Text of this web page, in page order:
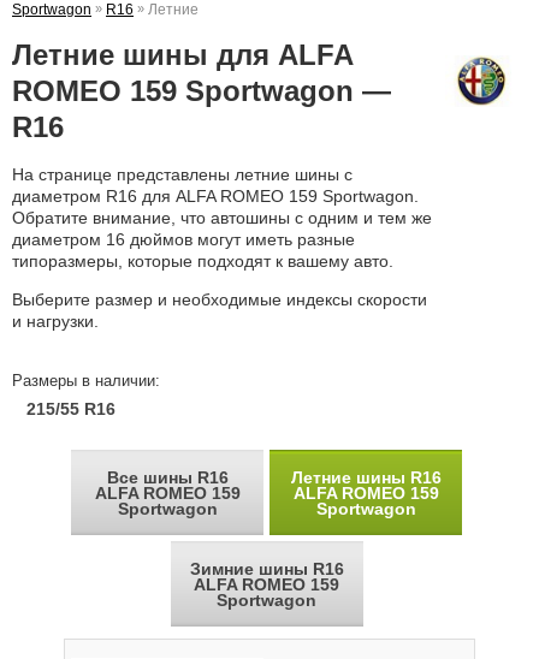
Sportwagon » R16 » Летние
Летние шины для ALFA
ROMEO 159 Sportwagon —
R16
На странице представлены летние шины с
диаметром R16 для ALFA ROMEO 159 Sportwagon.
Обратите внимание, что автошины с одним и тем же
диаметром 16 дюймов могут иметь разные
типоразмеры, которые подходят к вашему авто.
Выберите размер и необходимые индексы скорости
и нагрузки.
Размеры в наличии:
215/55 R16
Все шины R16
ALFA ROMEO 159
Sportwagon
Летние шины R16
ALFA ROMEO 159
Sportwagon
Зимние шины R16
ALFA ROMEO 159
Sportwagon